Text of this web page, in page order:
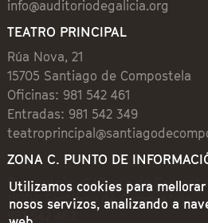
info@auditoriodegalicia.org
TEATRO PRINCIPAL
Rúa Nova, 21
15705 Santiago de Compostela
Oficinas: 981 542 461
Entradas: 981 542 349
ZONA C. PUNTO DE
Preguntoiro, 1 (Praza de
15704 Santiago de Compostela
981 542 462
Utilizamos cookies para
nosos servizos, analizando a